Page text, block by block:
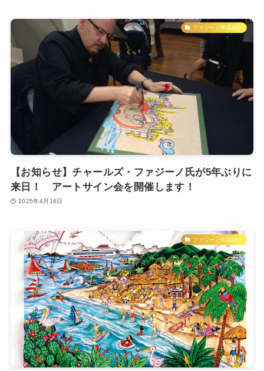
ファジーノ作品紹介
【お知らせ】チャールズ・ファジーノ氏が5年ぶりに
来日！ アートサイン会を開催します！
2025年4月16日
ファジーノ作品紹介